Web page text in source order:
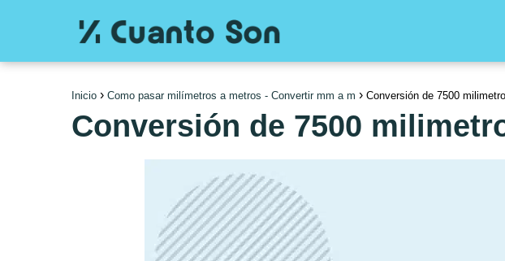
Inicio Como pasar milímetros a metros - Convertir mm a m Conversión de 7500
Conversión de 7500